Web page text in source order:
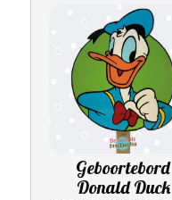
Geboortebord
Donald Duck